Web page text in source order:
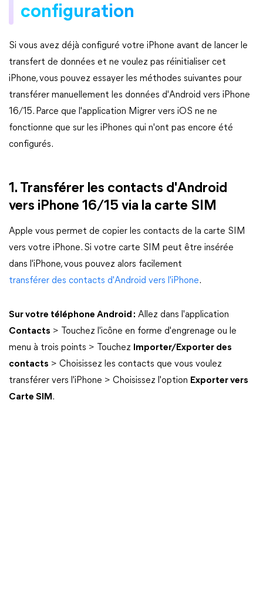
configuration
Si vous avez déjà configuré votre iPhone avant de lancer le
transfert de données et ne voulez pas réinitialiser cet
iPhone, vous pouvez essayer les méthodes suivantes pour
transférer manuellement les données d'Android vers iPhone
16/15. Parce que l'application Migrer vers iOS ne ne
fonctionne que sur les iPhones qui n'ont pas encore été
configurés.
1. Transférer les contacts d'Android
vers iPhone 16/15 via la carte SIM
Apple vous permet de copier les contacts de la carte SIM
vers votre iPhone. Si votre carte SIM peut être insérée
dans l'iPhone, vous pouvez alors facilement
transférer des contacts d'Android vers l'iPhone.
Sur votre téléphone Android : Allez dans l'application
Contacts > Touchez l'icône en forme d'engrenage ou le
menu à trois points > Touchez
Importer/Exporter des
contacts > Choisissez les contacts que vous voulez
transférer vers l'iPhone > Choisissez l'option Exporter vers
Carte SIM .